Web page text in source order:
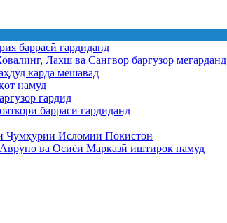
баррасӣ гардиданд
Лахш ва Сангвор баргузор мегарданд
карда мешавад
намуд
гардид
баррасӣ гардиданд
Ҷумҳурии Исломии Покистон
ва Осиёи Марказӣ иштирок намуд